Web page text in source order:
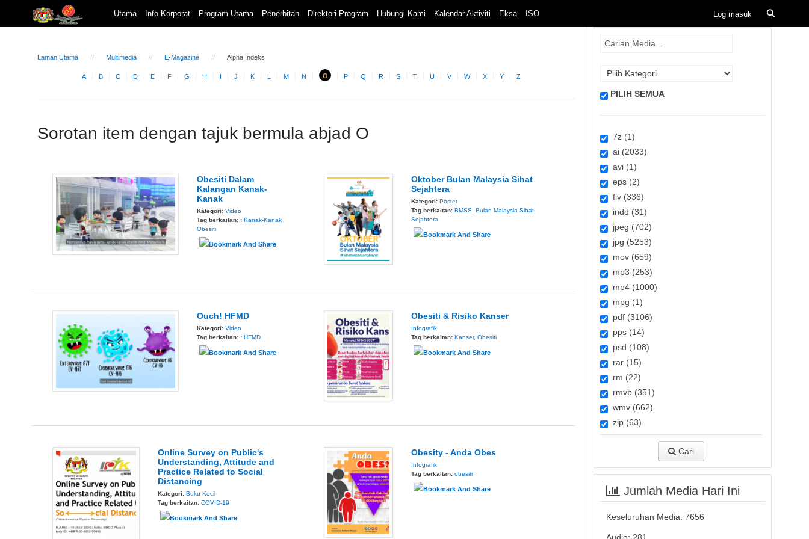
Utama Info Korporat Program Utama Penerbitan Direktori Program Hubungi Kami Kalendar Aktiviti Eksa ISO
Laman Utama Multimedia E-Magazine Alpha Indeks
A B C D E F G H I J K L M N O P Q R S T U V W X Y Z
Sorotan item dengan tajuk bermula abjad O
Obesiti Dalam
Kalangan Kanak-
Kanak
Kategori: Video
Tag berkaitan: : Kanak-Kanak
Obesiti
Oktober Bulan Malaysia Sihat
Sejahtera
Kategori:Poster
Tag berkaitan:BMSS ,Bulan Malaysia Sihat
Sejahtera
Ouch! HFMD
Kategori: Video
Tag berkaitan: : HFMD
Obesiti & Risiko Kanser
Infografik
Tag berkaitan:Kanser,Obesiti
Online Survey on Public's
Understanding, Attitude and
Practice Related to Social
Distancing
Kategori: Buku Kecil
Tag berkaitan: COVID-19
Obesity - Anda Obes
Infografik
Tag berkaitan:obesiti
PILIH SEMUA
7z (1)
ai (2033)
avi (1)
eps (2)
flv (336)
indd (31)
jpeg (702)
jpg (5253)
mov (659)
mp3 (253)
mp4 (1000)
mpg (1)
pdf (3106)
pps (14)
psd (108)
rar (15)
rm (22)
rmvb (351)
wmv (662)
zip (63)
Cari
Jumlah Media Hari Ini
Keseluruhan Media: 7656